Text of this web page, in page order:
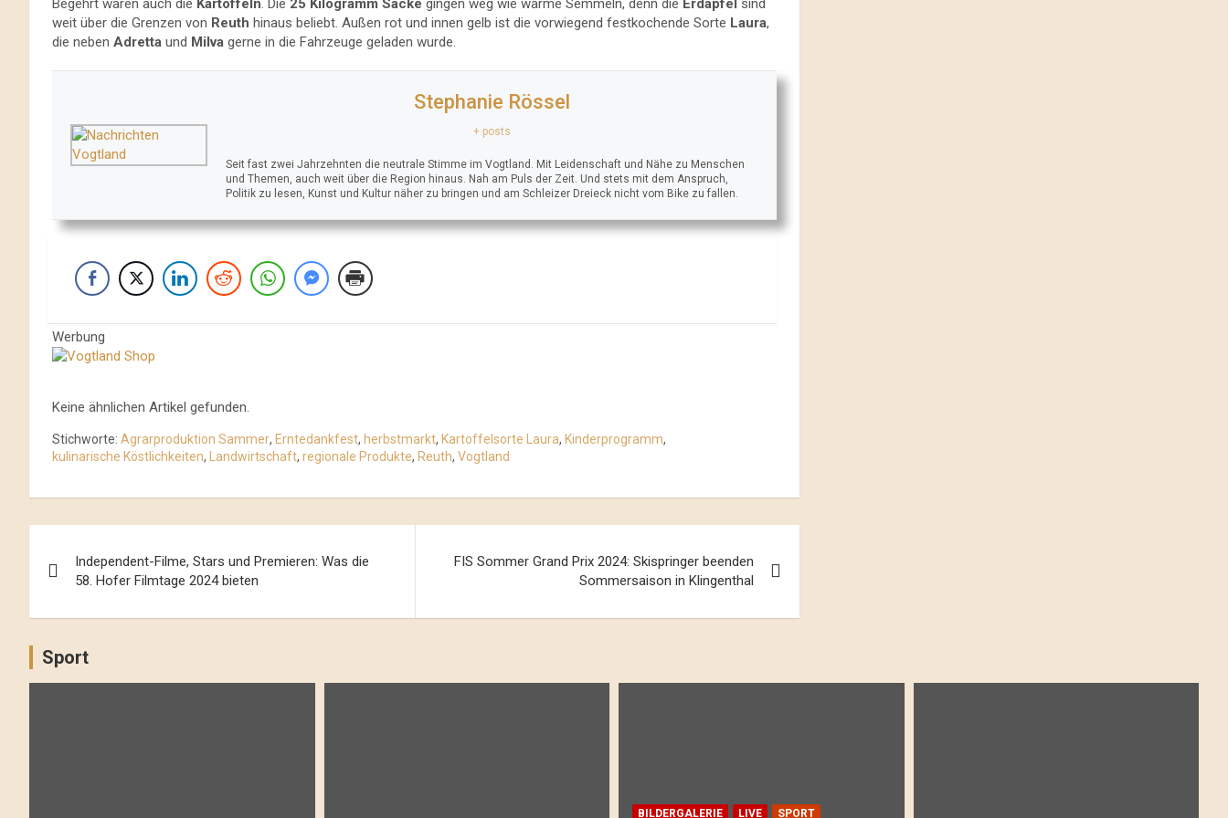
Begehrt waren auch die Kartoffeln. Die 25 Kilogramm Säcke gingen weg wie warme Semmeln, denn die Erdäpfel sind
weit über die Grenzen von Reuth hinaus beliebt. Außen rot und innen gelb ist die vorwiegend festkochende Sorte Laura,
die neben Adretta und Milva gerne in die Fahrzeuge geladen wurde.
Stephanie Rössel
+ posts
Seit fast zwei Jahrzehnten die neutrale Stimme im Vogtland. Mit Leidenschaft und Nähe zu Menschen
und Themen, auch weit über die Region hinaus. Nah am Puls der Zeit. Und stets mit dem Anspruch,
Politik zu lesen, Kunst und Kultur näher zu bringen und am Schleizer Dreieck nicht vom Bike zu fallen.
Werbung
Keine ähnlichen Artikel gefunden.
Stichworte: Agrarproduktion Sammer, Erntedankfest, herbstmarkt, Kartoffelsorte Laura, Kinderprogramm,
kulinarische Köstlichkeiten, Landwirtschaft, regionale Produkte, Reuth, Vogtland
Navigation
Independent-Filme, Stars und Premieren: Was die
58. Hofer Filmtage 2024 bieten
FIS Sommer Grand Prix 2024: Skispringer beenden
Sommersaison in Klingenthal
Sport
BILDERGALERIE LIVE SPORT